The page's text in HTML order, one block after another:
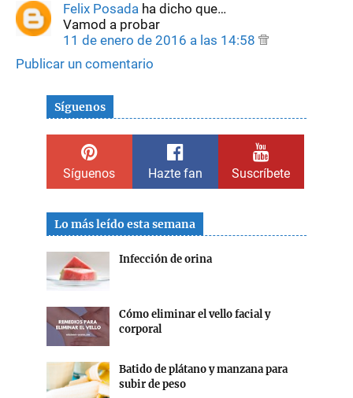
Felix Posada ha dicho que…
Vamod a probar
11 de enero de 2016 a las 14:58
Publicar un comentario
Síguenos
Síguenos Hazte fan Suscríbete
Lo más leído esta semana
Infección de orina
Cómo eliminar el vello facial y
corporal
Batido de plátano y manzana para
subir de peso